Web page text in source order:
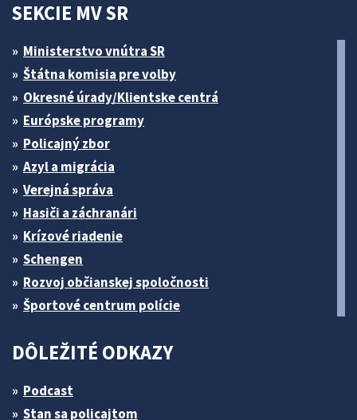
SEKCIE MV SR
Ministerstvo vnútra SR
Štátna komisia pre volby
Okresné úrady/Klientske centrá
Európske programy
Policajný zbor
Azyl a migrácia
Verejná správa
Hasiči a záchranári
Krízové riadenie
Schengen
Rozvoj občianskej spoločnosti
Športové centrum polície
DÔLEŽITÉ ODKAZY
Podcast
Stan sa policajtom